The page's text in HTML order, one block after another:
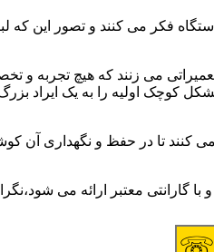
فکر می کنند و تصور این که
می زنند که هیچ تجربه و
کوچک اولیه را به یک ایراد
می کنند تا در حفظ و نگهداری
گارانتی معتبر ارائه می